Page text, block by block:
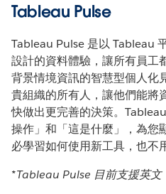
Tableau Pulse
Tableau Pulse 是以 Tableau
設計的資料體驗，讓所有員工
背景情境資訊的智慧型個人化
貴組織的所有人，讓他們能將
快做出更完善的決策。
操作」和「這是什麼」，為您
必學習如何使用新工具，也不
*Tableau Pulse 目前支援英文